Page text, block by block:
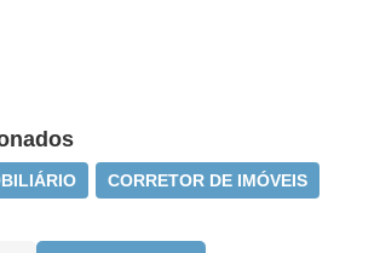
CORRETOR DE IMÓVEIS